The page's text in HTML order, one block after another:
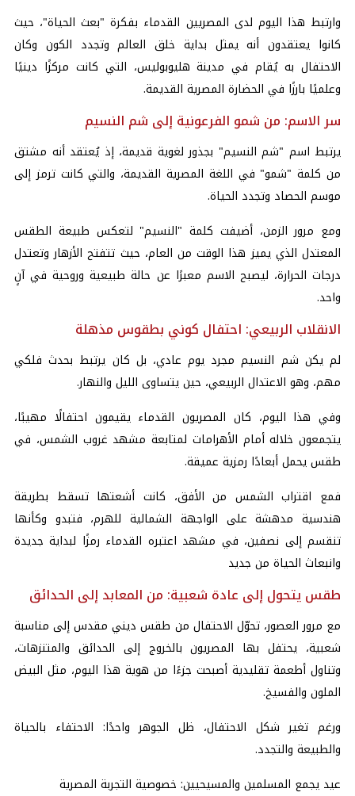
وارتبط هذا اليوم لدى المصريين القدماء بفكرة "بعث الحياة"، حيث
كانوا يعتقدون أنه يمثل بداية خلق العالم وتجدد الكون وكان
الاحتفال به يُقام في مدينة هليوبوليس، التي كانت مركزًا دينيًا
وعلميًا بارزًا في الحضارة المصرية القديمة.
سر الاسم: من شمو الفرعونية إلى شم النسيم
يرتبط اسم "شم النسيم" بجذور لغوية قديمة، إذ يُعتقد أنه مشتق
من كلمة "شمو" في اللغة المصرية القديمة، والتي كانت ترمز إلى
موسم الحصاد وتجدد الحياة.
ومع مرور الزمن، أضيفت كلمة "النسيم" لتعكس طبيعة الطقس
المعتدل الذي يميز هذا الوقت من العام، حيث تتفتح الأزهار وتعتدل
درجات الحرارة، ليصبح الاسم معبرًا عن حالة طبيعية وروحية في آنٍ
واحد.
الانقلاب الربيعي: احتفال كوني بطقوس مذهلة
لم يكن شم النسيم مجرد يوم عادي، بل كان يرتبط بحدث فلكي
مهم، وهو الاعتدال الربيعي، حين يتساوى الليل والنهار.
وفي هذا اليوم، كان المصريون القدماء يقيمون احتفالًا مهيبًا،
يتجمعون خلاله أمام الأهرامات لمتابعة مشهد غروب الشمس، في
طقس يحمل أبعادًا رمزية عميقة.
فمع اقتراب الشمس من الأفق، كانت أشعتها تسقط بطريقة
هندسية مدهشة على الواجهة الشمالية للهرم، فتبدو وكأنها
تنقسم إلى نصفين، في مشهد اعتبره القدماء رمزًا لبداية جديدة
وانبعاث الحياة من جديد
طقس يتحول إلى عادة شعبية: من المعابد إلى الحدائق
مع مرور العصور، تحوّل الاحتفال من طقس ديني مقدس إلى مناسبة
شعبية، يحتفل بها المصريون بالخروج إلى الحدائق والمتنزهات،
وتناول أطعمة تقليدية أصبحت جزءًا من هوية هذا اليوم، مثل البيض
الملون والفسيخ.
ورغم تغير شكل الاحتفال، ظل الجوهر واحدًا: الاحتفاء بالحياة
والطبيعة والتجدد.
عيد يجمع المسلمين والمسيحيين: خصوصية التجربة المصرية